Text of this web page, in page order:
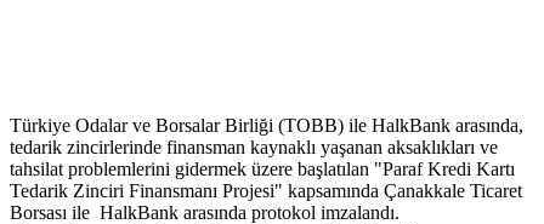
Türkiye Odalar ve Borsalar Birliği (TOBB) ile HalkBank arasında,
tedarik zincirlerinde finansman kaynaklı yaşanan aksaklıkları ve
tahsilat problemlerini gidermek üzere başlatılan "Paraf Kredi Kartı
Tedarik Zinciri Finansmanı Projesi" kapsamında Çanakkale Ticaret
Borsası ile HalkBank arasında protokol imzalandı.